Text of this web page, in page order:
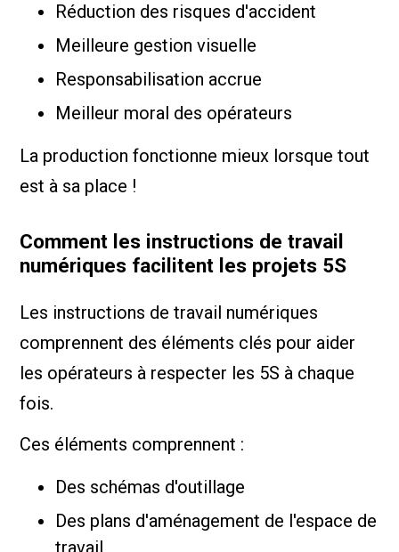
Réduction des risques d'accident
Meilleure gestion visuelle
Responsabilisation accrue
Meilleur moral des opérateurs
La production fonctionne mieux lorsque tout
est à sa place !
Comment les instructions de travail
numériques facilitent les projets 5S
Les instructions de travail numériques
comprennent des éléments clés pour aider
les opérateurs à respecter les 5S à chaque
fois.
Ces éléments comprennent :
Des schémas d'outillage
Des plans d'aménagement de l'espace de
travail